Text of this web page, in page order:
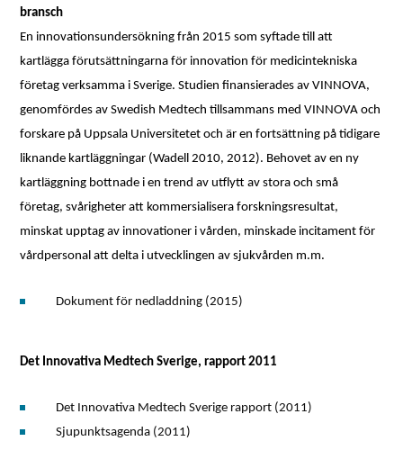
bransch
En innovationsundersökning från 2015 som syftade till att
kartlägga förutsättningarna för innovation för medicintekniska
företag verksamma i Sverige. Studien finansierades av VINNOVA,
genomfördes av Swedish Medtech tillsammans med VINNOVA och
forskare på Uppsala Universitetet och är en fortsättning på tidigare
liknande kartläggningar (Wadell 2010, 2012). Behovet av en ny
kartläggning bottnade i en trend av utflytt av stora och små
företag, svårigheter att kommersialisera forskningsresultat,
minskat upptag av innovationer i vården, minskade incitament för
vårdpersonal att delta i utvecklingen av sjukvården m.m.
Dokument för nedladdning (2015)
Det Innovativa Medtech Sverige, rapport 2011
Det Innovativa Medtech Sverige rapport (2011)
Sjupunktsagenda (2011)